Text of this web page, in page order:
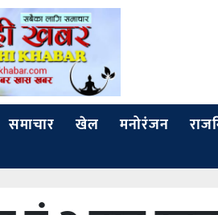
समाचार खेल मनोरंजन